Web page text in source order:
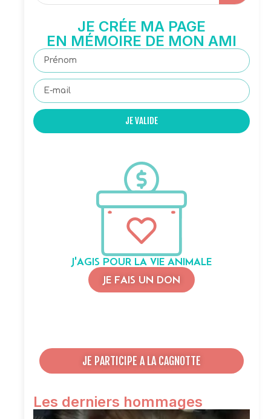
JE CRÉE MA PAGE
EN MÉMOIRE DE MON AMI
JE VALIDE
J'AGIS POUR LA VIE ANIMALE
JE FAIS UN DON
JE PARTICIPE A LA CAGNOTTE
Les derniers hommages